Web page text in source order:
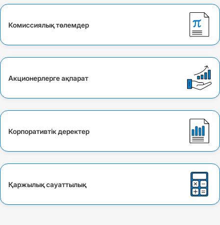
Комиссиялық төлемдер
Акционерлерге ақпарат
Корпоративтік деректер
Қаржылық сауаттылық